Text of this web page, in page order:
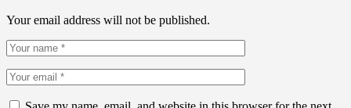
Your email address will not be published.